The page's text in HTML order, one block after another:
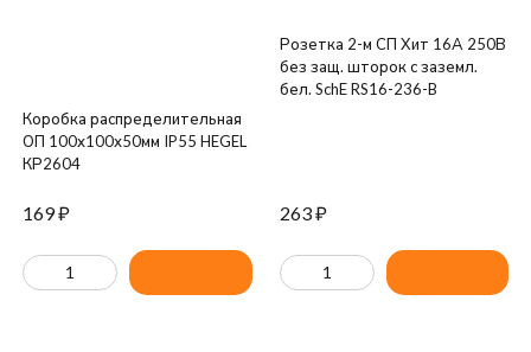
Коробка распределительная
ОП 100х100х50мм IP55 HEGEL
КР2604
169₽
Розетка 2-м СП Хит 16А 250В
без защ. шторок с заземл.
бел. SchE RS16-236-B
263₽